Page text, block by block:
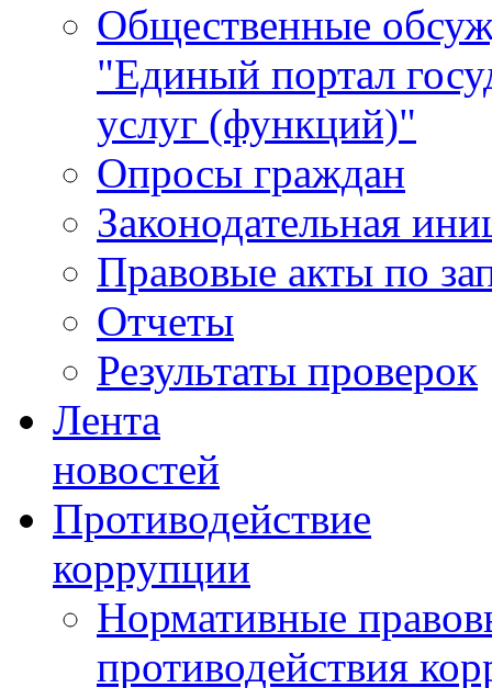
Общественные
"Единый портал
услуг (функций)"
Опросы граждан
Законодательная
Правовые акты по
Отчеты
Результаты проверок
Лента
новостей
Противодействие
коррупции
Нормативные
противодействия